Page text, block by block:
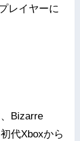
レイヤーに
Bizarre
代Xboxから